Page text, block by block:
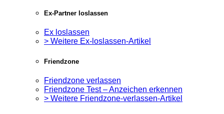
Ex-Partner loslassen
Ex loslassen
> Weitere Ex-loslassen-Artikel
Friendzone
Friendzone verlassen
Friendzone Test – Anzeichen erkennen
> Weitere Friendzone-verlassen-Artikel